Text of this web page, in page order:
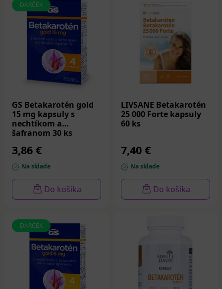
DARČEK
GS Betakarotén gold
15 mg kapsuly s
nechtíkom a
šafranom 30 ks
3,86 €
Na sklade
Do košíka
LIVSANE Betakarotén
25 000 Forte kapsuly
60 ks
7,40 €
Na sklade
Do košíka
DARČEK